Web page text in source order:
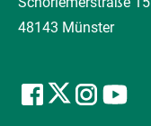
48143 Münster